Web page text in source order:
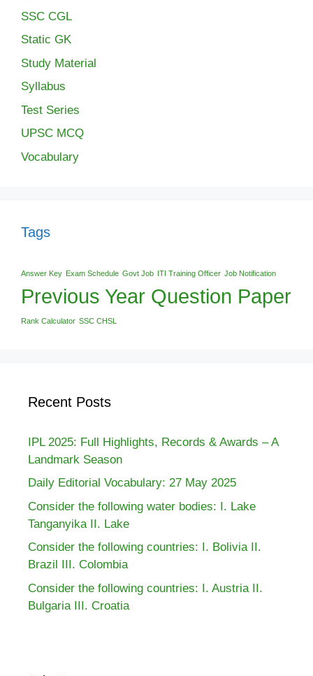
SSC CGL
Static GK
Study Material
Syllabus
Test Series
UPSC MCQ
Vocabulary
Tags
Answer Key Exam Schedule Govt Job ITI Training Officer Job Notification
Previous Year Question Paper
Rank Calculator SSC CHSL
Recent Posts
IPL 2025: Full Highlights, Records & Awards – A
Landmark Season
Daily Editorial Vocabulary: 27 May 2025
Consider the following water bodies: I. Lake
Tanganyika II. Lake
Consider the following countries: I. Bolivia II.
Brazil III. Colombia
Consider the following countries: I. Austria II.
Bulgaria III. Croatia